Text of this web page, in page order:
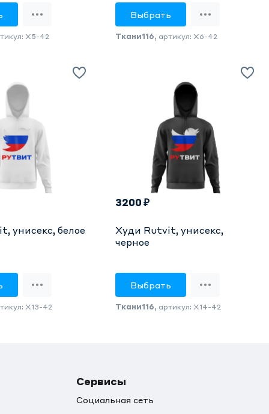
X5-42
Выбрать
Ткани116, артикул: X6-42
унисекс, белое
X13-42
3200 ₽
Худи Rutvit, унисекс,
черное
Выбрать
Ткани116, артикул: X14-42
Сервисы
Социальная сеть